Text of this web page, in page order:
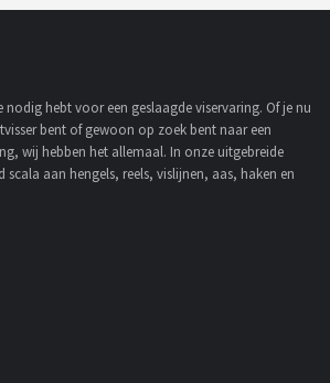
nodig hebt voor een geslaagde viservaring. Of je nu
bent of gewoon op zoek bent naar een
wij hebben het allemaal. In onze uitgebreide
scala aan hengels, reels, vislijnen, aas, haken en